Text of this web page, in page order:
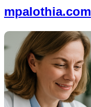
mpalothia.com